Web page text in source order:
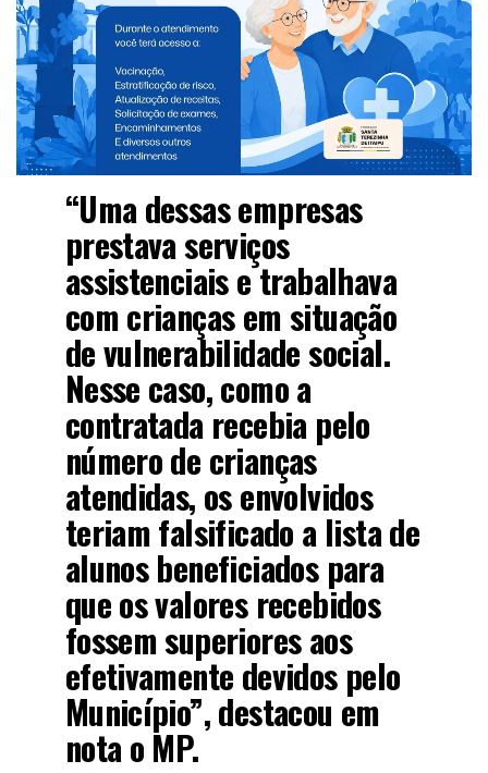
A investigação, segundo o órgão apurou que a ex-
vereadora – que exerceu o mandato de 2017 a 2020 – e o
marido eram os donos de empresas contratadas pela
Prefeitura de São Miguel do Iguaçu e para burlar a
proibição de contratar com o poder público, utilizaram
“laranjas” para a administração dos negócios.
“Uma dessas empresas
prestava serviços
assistenciais e trabalhava
com crianças em situação
de vulnerabilidade social.
Nesse caso, como a
contratada recebia pelo
número de crianças
atendidas, os envolvidos
teriam falsificado a lista de
alunos beneficiados para
que os valores recebidos
fossem superiores aos
efetivamente devidos pelo
Município”, destacou em
nota o MP.